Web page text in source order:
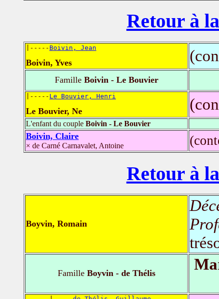
Retour à
|----- Boivin, Jean
Boivin, Yves
FamilleBoivin - Le Bouvier
|----- Le Bouvier, Henri
Le Bouvier, Ne
L'enfant du couple Boivin - Le Bouvier
Boivin, Claire
× de Carné Carnavalet, Antoine
Retour à
Boyvin, Romain
FamilleBoyvin - de Thélis